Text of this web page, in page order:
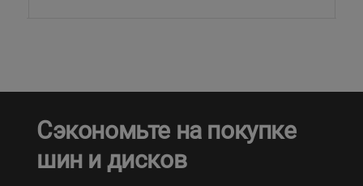
Сэкономьте на покупке
шин и дисков